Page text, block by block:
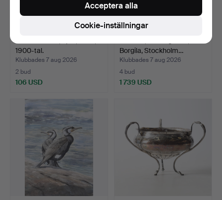
1900-tal.
Klubbades 7 aug 2026
2 bud
106 USD
Borgila, Stockholm…
Klubbades 7 aug 2026
4 bud
1 739 USD
Cookie-inställningar
Acceptera alla